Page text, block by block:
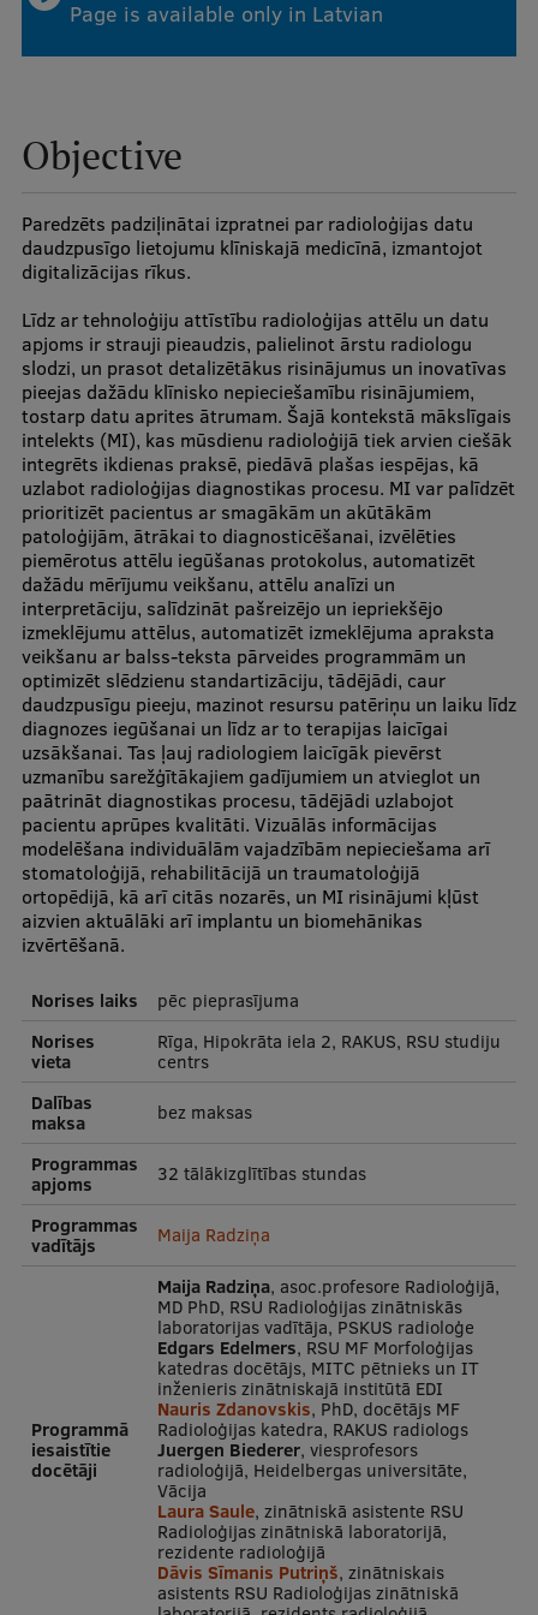
izvēlne
Postgraduate Study Programmes
Graduate Medical Training
Admissions
Your Start in Riga
Why choose RSU?
Medizinstudium an der RSU
International Student Ambassadors
About Us
Student life
Study bases
Faculties
Our people
Structure
History
Visual Identity
Museums and exhibitions
Development and research projects
Virtual tour
Study and environmental accessibility
Sustainable Development Goals
Performance Data 2025
Souvenirs and books
Page is available only in Latvian
Objective
Paredzēts padziļinātai izpratnei par radioloģijas datu
daudzpusīgo lietojumu klīniskajā medicīnā, izmantojot
digitalizācijas rīkus.
Līdz ar tehnoloģiju attīstību radioloģijas attēlu un datu
apjoms ir strauji pieaudzis, palielinot ārstu radiologu
slodzi, un prasot detalizētākus risinājumus un inovatīvas
pieejas dažādu klīnisko nepieciešamību risinājumiem,
tostarp datu aprites ātrumam. Šajā kontekstā mākslīgais
intelekts (MI), kas mūsdienu radioloģijā tiek arvien ciešāk
integrēts ikdienas praksē, piedāvā plašas iespējas, kā
uzlabot radioloģijas diagnostikas procesu. MI var palīdzēt
prioritizēt pacientus ar smagākām un akūtākām
patoloģijām, ātrākai to diagnosticēšanai, izvēlēties
piemērotus attēlu iegūšanas protokolus, automatizēt
dažādu mērījumu veikšanu, attēlu analīzi un
interpretāciju, salīdzināt pašreizējo un iepriekšējo
izmeklējumu attēlus, automatizēt izmeklējuma apraksta
veikšanu ar balss-teksta pārveides programmām un
optimizēt slēdzienu standartizāciju, tādējādi, caur
daudzpusīgu pieeju, mazinot resursu patēriņu un laiku līdz
diagnozes iegūšanai un līdz ar to terapijas laicīgai
uzsākšanai. Tas ļauj radiologiem laicīgāk pievērst
uzmanību sarežģītākajiem gadījumiem un atvieglot un
paātrināt diagnostikas procesu, tādējādi uzlabojot
pacientu aprūpes kvalitāti. Vizuālās informācijas
modelēšana individuālām vajadzībām nepieciešama arī
stomatoloģijā, rehabilitācijā un traumatoloģijā
ortopēdijā, kā arī citās nozarēs, un MI risinājumi kļūst
aizvien aktuālāki arī implantu un biomehānikas
izvērtēšanā.
Norises laiks
pēc pieprasījuma
Norises
vieta
Rīga, Hipokrāta iela 2, RAKUS, RSU studiju
centrs
Dalības
maksa
bez maksas
Programmas
apjoms
32 tālākizglītības stundas
Programmas
vadītājs
Maija Radziņa
Programmā
iesaistītie
docētāji
Maija Radziņa, asoc.profesore Radioloģijā,
MD PhD, RSU Radioloģijas zinātniskās
laboratorijas vadītāja, PSKUS radioloģe
Edgars Edelmers, RSU MF Morfoloģijas
katedras docētājs, MITC pētnieks un IT
inženieris zinātniskajā institūtā EDI
Nauris Zdanovskis, PhD, docētājs MF
Radioloģijas katedra, RAKUS radiologs
Juergen Biederer, viesprofesors
radioloģijā, Heidelbergas universitāte,
Vācija
Laura Saule, zinātniskā asistente RSU
Radioloģijas zinātniskā laboratorijā,
rezidente radioloģijā
Dāvis Sīmanis Putriņš, zinātniskais
asistents RSU Radioloģijas zinātniskā